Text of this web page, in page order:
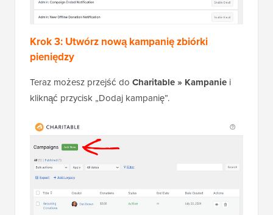
Krok 3: Utwórz nową kampanię zbiórki
pieniędzy
Teraz możesz przejść do Charitable » Kampanie i
kliknąć przycisk „Dodaj kampanię”.